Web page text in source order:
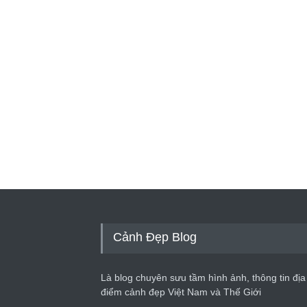
Cảnh Đẹp Blog
Là blog chuyên sưu tầm hình ảnh, thông tin địa
điểm cảnh đẹp Việt Nam và Thế Giới